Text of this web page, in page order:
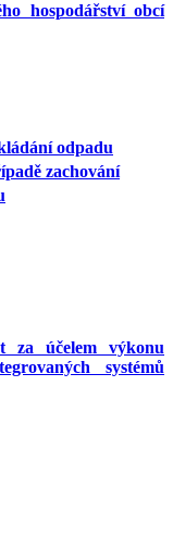
hospodářství obcí
odpadu
zachování
za účelem výkonu
systémů